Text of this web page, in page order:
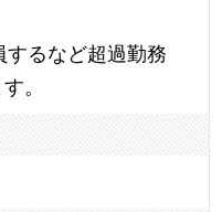
るなど超過勤務
。